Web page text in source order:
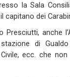
la Sala
dei
anche
di
ecc. che